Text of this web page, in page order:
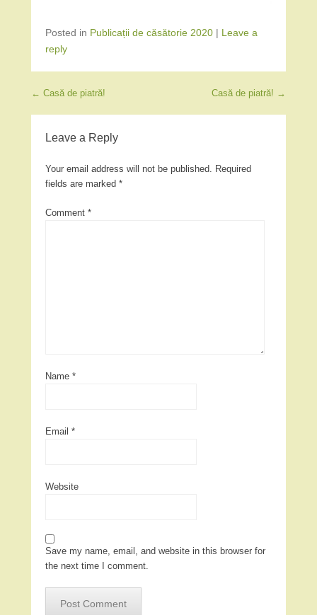
Posted in Publicații de căsătorie 2020 | Leave a
reply
Post navigation
← Casă de piatră! Casă de piatră! →
Leave a Reply
Your email address will not be published. Required
fields are marked *
Comment *
Name *
Email *
Website
Save my name, email, and website in this browser for
the next time I comment.